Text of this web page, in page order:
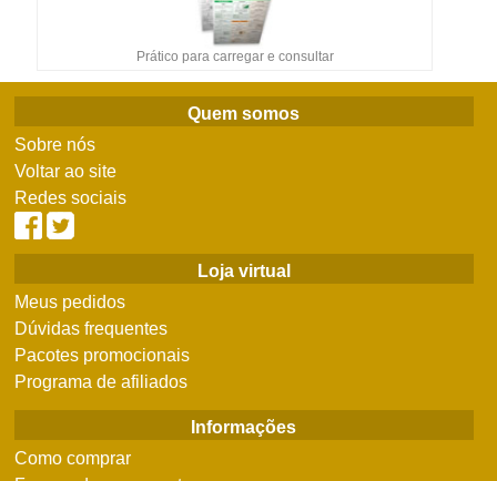
Prático para carregar e consultar
Quem somos
Sobre nós
Voltar ao site
Redes sociais
Loja virtual
Meus pedidos
Dúvidas frequentes
Pacotes promocionais
Programa de afiliados
Informações
Como comprar